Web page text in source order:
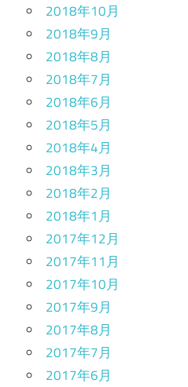
2018年10月
2018年9月
2018年8月
2018年7月
2018年6月
2018年5月
2018年4月
2018年3月
2018年2月
2018年1月
2017年12月
2017年11月
2017年10月
2017年9月
2017年8月
2017年7月
2017年6月